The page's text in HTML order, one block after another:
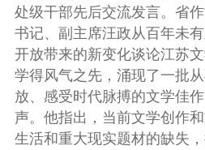
处级干部先后交流发言。省
书记、副主席汪政从百年未
开放带来的新变化谈论江苏
学得风气之先，涌现了一批
放、感受时代脉搏的文学佳
声。他指出，当前文学创作
生活和重大现实题材的缺失